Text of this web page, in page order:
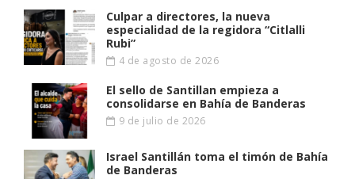
Culpar a directores, la nueva
especialidad de la regidora “Citlalli
Rubi”
4 de agosto de 2026
El sello de Santillan empieza a
consolidarse en Bahía de Banderas
9 de julio de 2026
Israel Santillán toma el timón de Bahía
de Banderas